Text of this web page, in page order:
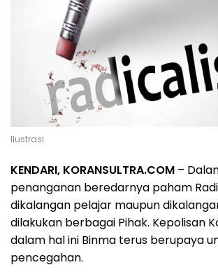
Ilustrasi
KENDARI, KORANSULTRA.COM –
penanganan beredarnya paham
dikalangan pelajar maupun
dilakukan berbagai Pihak. Kepolisan
dalam hal ini Binma terus berupaya
pencegahan.